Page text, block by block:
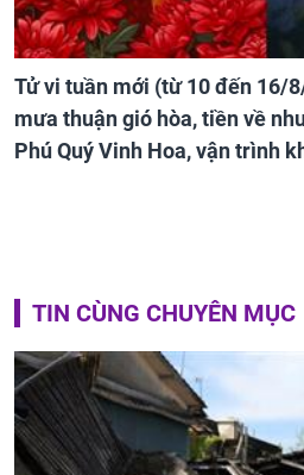
Tử vi tuần mới (từ 10 đến 16/
mưa thuận gió hòa, tiền về
Phú Quý Vinh Hoa, vận trình
TIN CÙNG CHUYÊN MỤC